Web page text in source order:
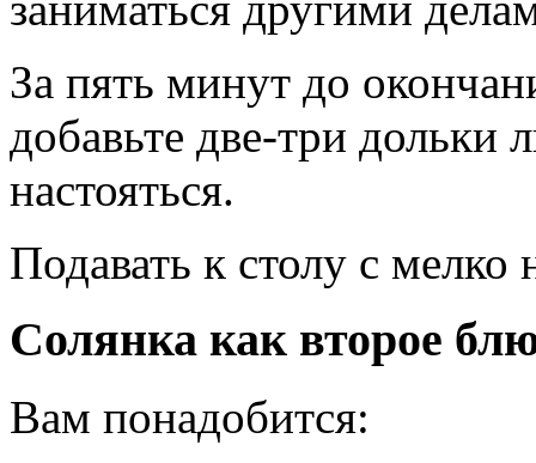
За пять минут до
добавьте две-три дольки
настояться.
Подавать к столу с мелко
Солянка как второе
Вам понадобится: